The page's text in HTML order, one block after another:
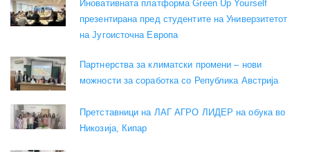
Иновативната платформа Green Up Yourself
презентирана пред студентите на Универзитетот
на Југоисточна Европа
Партнерства за климатски промени – нови
можности за соработка со Република Австрија
Претставници на ЛАГ АГРО ЛИДЕР на обука во
Никозија, Кипар